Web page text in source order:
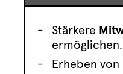
Stärkere
ermöglichen.
Erheben von